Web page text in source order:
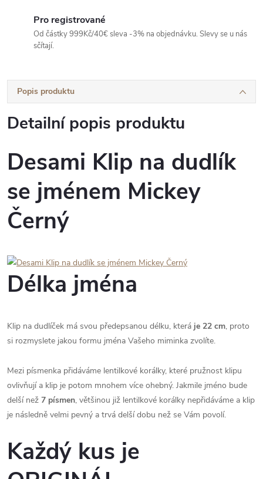
Pro registrované
Od částky 999Kč/40€ sleva -3% na objednávku. Slevy se u nás
sčítají.
Popis produktu
Detailní popis produktu
Desami Klip na dudlík
se jménem Mickey
Černý
Délka jména
Klip na dudlíček má svou předepsanou délku, která je 22 cm, proto
si rozmyslete jakou formu jména Vašeho miminka zvolíte.
Mezi písmenka přidáváme lentilkové korálky, které pružnost klipu
ovlivňují a klip je potom mnohem více ohebný. Jakmile jméno bude
delší než 7 písmen, většinou již lentilkové korálky nepřidáváme a klip
je následně velmi pevný a trvá delší dobu než se Vám povolí.
Každý kus je